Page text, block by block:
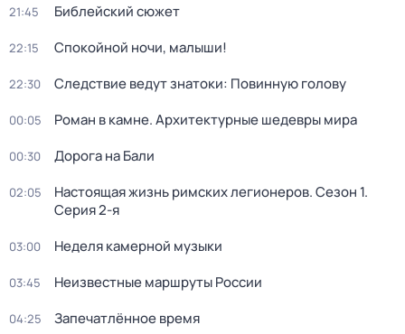
21:45 Библейский сюжет
22:15 Спокойной ночи, малыши!
22:30 Следствие ведут знатоки: Повинную голову
00:05 Роман в камне. Архитектурные шедевры мира
00:30 Дорога на Бали
02:05 Настоящая жизнь римских легионеров. Сезон 1.
Серия 2-я
03:00 Неделя камерной музыки
03:45 Неизвестные маршруты России
04:25 Запечатлённое время